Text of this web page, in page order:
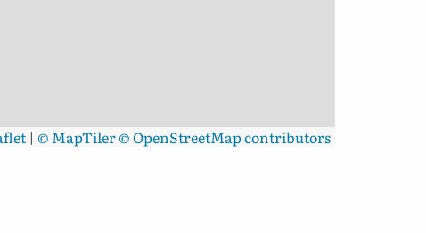
| © MapTiler© OpenStreetMap contributors